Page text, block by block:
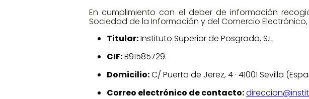
En cumplimiento con el deber de información
Sociedad de la Información y del Comercio
Titular:Instituto Superior de Posgrado, S.L.
CIF:B91585729.
Domicilio:C/ Puerta de Jerez, 4 · 41001 Sevilla
Correo electrónico de contacto: